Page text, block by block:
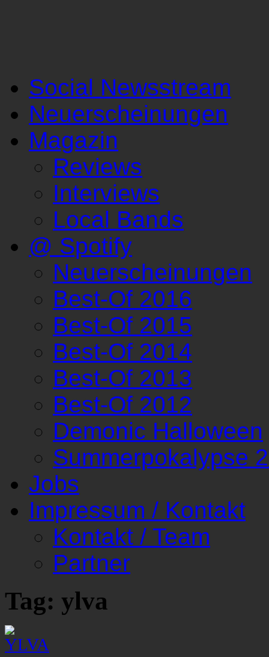
Social Newsstream
Neuerscheinungen
Magazin
Reviews
Interviews
Local Bands
@ Spotify
Neuerscheinungen
Best-Of 2016
Best-Of 2015
Best-Of 2014
Best-Of 2013
Best-Of 2012
Demonic Halloween
Summerpokalypse
Jobs
Impressum / Kontakt
Kontakt / Team
Partner
Tag: ylva